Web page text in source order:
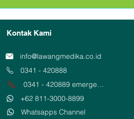
Kontak Kami
info@lawangmedika.co.id
0341 - 420888
0341 - 420889 emergency
+62 811-3000-8899
Whatsapps Channel